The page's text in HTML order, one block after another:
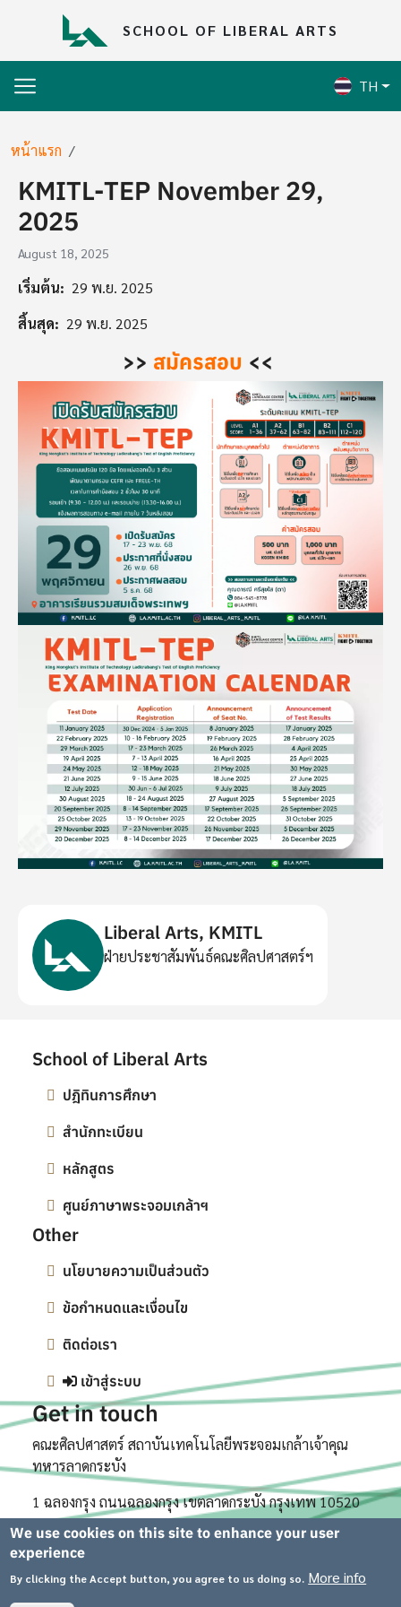
SCHOOL OF LIBERAL ARTS
TH
Breadcrumb
หน้าแรก
KMITL-TEP November 29,
2025
August 18, 2025
เริ่มต้น
29 พ.ย. 2025
สิ้นสุด
29 พ.ย. 2025
>> สมัครสอบ <<
Image
Liberal Arts, KMITL
ฝ่ายประชาสัมพันธ์คณะศิลปศาสตร์ฯ
School of Liberal Arts
ปฎิทินการศึกษา
สำนักทะเบียน
หลักสูตร
ศูนย์ภาษาพระจอมเกล้าฯ
Other
นโยบายความเป็นส่วนตัว
ข้อกำหนดและเงื่อนไข
ติดต่อเรา
เข้าสู่ระบบ
Get in touch
คณะศิลปศาสตร์ สถาบันเทคโนโลยีพระจอมเกล้าเจ้าคุณ
ทหารลาดกระบัง
1 ฉลองกรุง ถนนฉลองกรุง เขตลาดกระบัง กรุงเทพ 10520
We use cookies on this site to enhance your user
experience
By clicking the Accept button, you agree to us doing so. More info